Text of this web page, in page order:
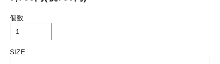
個数
SIZE